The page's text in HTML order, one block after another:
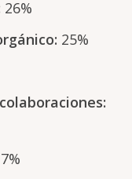
26%
25%
7%